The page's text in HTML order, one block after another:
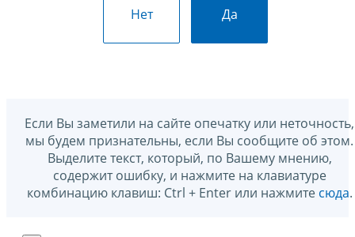
Нет Да
Если Вы заметили на сайте опечатку или неточность,
мы будем признательны, если Вы сообщите об этом.
Выделите текст, который, по Вашему мнению,
содержит ошибку, и нажмите на клавиатуре
комбинацию клавиш: Ctrl + Enter или нажмите сюда.